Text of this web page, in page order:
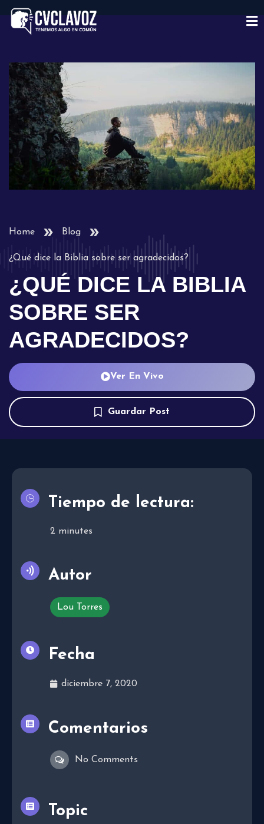
Home Blog
¿Qué dice la Biblia sobre ser agradecidos?
¿QUÉ DICE LA BIBLIA
SOBRE SER
AGRADECIDOS?
Ver En Vivo
Guardar Post
Tiempo de lectura:
2 minutes
Autor
Lou Torres
Fecha
diciembre 7, 2020
Comentarios
No Comments
Topic